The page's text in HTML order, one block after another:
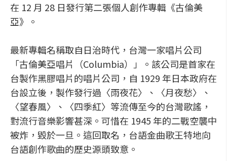
在 12 月 28 日發行第二張個人創作專輯《古倫美
亞》。
最新專輯名稱取自日治時代，台灣一家唱片公司
「古倫美亞唱片（Columbia）」。該公司是首家在
台製作黑膠唱片的唱片公司，自 1929 年日本政府在
台設立後，製作發行過〈雨夜花〉、〈月夜愁〉、
〈望春風〉、〈四季紅〉等流傳至今的台灣歌謠，
對流行音樂影響甚深。可惜在 1945 年的二戰空襲中
被炸，毀於一旦。這回取名，台語金曲歌王特地向
台語創作歌曲的歷史源頭致意。